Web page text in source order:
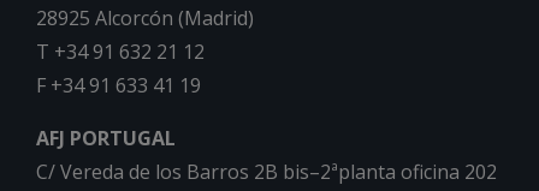
28925 Alcorcón (Madrid)
T +34 91 632 21 12
F +34 91 633 41 19
AFJ PORTUGAL
C/ Vereda de los Barros 2B bis–2ªplanta oficina 202